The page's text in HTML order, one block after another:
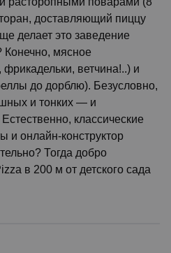
доставляющий пиццу
делает это заведение
Конечно, мясное
ветчина!..) и
до дорблю). Безусловно,
и тонких — и
классические
и онлайн-конструктор
Тогда добро
в 200 м от детского сада